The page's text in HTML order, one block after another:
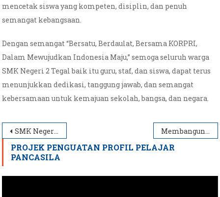
mencetak siswa yang kompeten, disiplin, dan penuh
semangat kebangsaan.
Dengan semangat “Bersatu, Berdaulat, Bersama KORPRI,
Dalam Mewujudkan Indonesia Maju,” semoga seluruh warga
SMK Negeri 2 Tegal baik itu guru, staf, dan siswa, dapat terus
menunjukkan dedikasi, tanggung jawab, dan semangat
kebersamaan untuk kemajuan sekolah, bangsa, dan negara.
Navigasi
pos
SMK Negeri 2 Tegal Gelar Upacara Peringatan Hari Guru Nasional (HGN) 2025 Membangun Jiwa Kepemimpinan Melalui Musyawarah Ambalan Tahun 2025
PROJEK PENGUATAN PROFIL PELAJAR
PANCASILA